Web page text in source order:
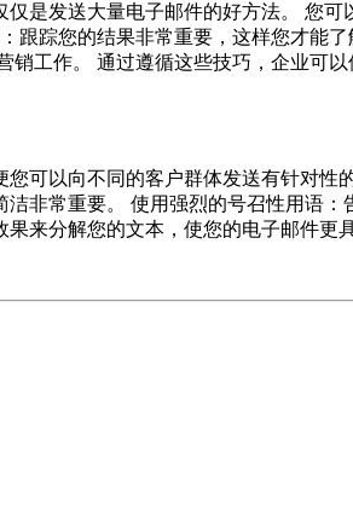
是发送大量电子邮件的好方法。 您可
跟踪您的结果非常重要，这样您才能
工作。 通过遵循这些技巧，企业可
可以向不同的客户群体发送有针对性
非常重要。 使用强烈的号召性用语：
来分解您的文本，使您的电子邮件更